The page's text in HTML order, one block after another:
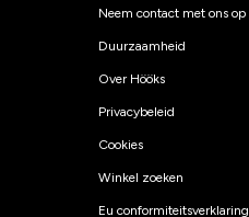
Neem contact met ons op
Duurzaamheid
Over Hööks
Privacybeleid
Cookies
Winkel zoeken
Eu conformiteitsverklaring